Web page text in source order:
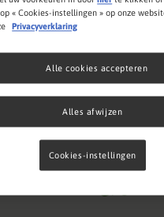
nodig hebben.
« Cookies-instellingen » op onze
Privacyverklaring
Alles afwijzen
Alle cookies accepteren
Cookies-instellingen